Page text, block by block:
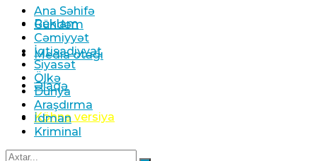
Reklam
Media otağı
Əlaqə
Köhnə versiya
Ana Səhifə
Gündəm
Cəmiyyət
İqtisadiyyat
Siyasət
Ölkə
Dünya
Araşdırma
İdman
Kriminal